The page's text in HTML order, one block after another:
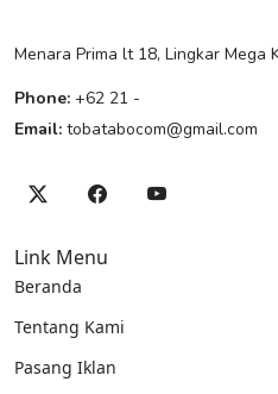
Menara Prima lt 18, Lingkar Mega
Phone: +62 21 -
Email: tobatabocom@gmail.com
Link Menu
Beranda
Tentang Kami
Pasang Iklan